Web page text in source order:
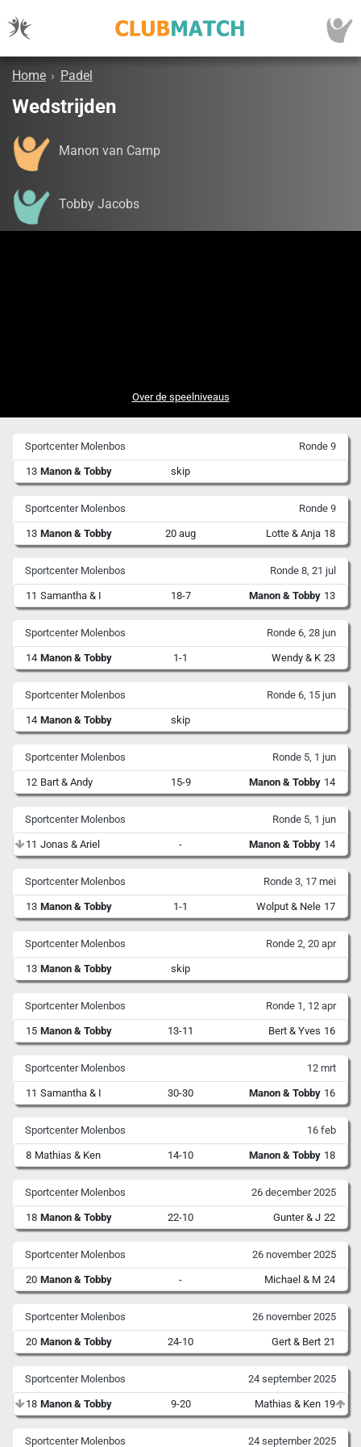
Home › Padel
Wedstrijden
Manon van Camp
Tobby Jacobs
Over de speelniveaus
Sportcenter Molenbos Ronde 9
13 Manon & Tobby skip
Sportcenter Molenbos Ronde 9
13 Manon & Tobby 20 aug Lotte & Anja 18
Sportcenter Molenbos Ronde 8, 21 jul
11 Samantha & I 18-7 Manon & Tobby 13
Sportcenter Molenbos Ronde 6, 28 jun
14 Manon & Tobby 1-1 Wendy & K 23
Sportcenter Molenbos Ronde 6, 15 jun
14 Manon & Tobby skip
Sportcenter Molenbos Ronde 5, 1 jun
12 Bart & Andy 15-9 Manon & Tobby 14
Sportcenter Molenbos Ronde 5, 1 jun
11 Jonas & Ariel - Manon & Tobby 14
Sportcenter Molenbos Ronde 3, 17 mei
13 Manon & Tobby 1-1 Wolput & Nele 17
Sportcenter Molenbos Ronde 2, 20 apr
13 Manon & Tobby skip
Sportcenter Molenbos Ronde 1, 12 apr
15 Manon & Tobby 13-11 Bert & Yves 16
Sportcenter Molenbos 12 mrt
11 Samantha & I 30-30 Manon & Tobby 16
Sportcenter Molenbos 16 feb
8 Mathias & Ken 14-10 Manon & Tobby 18
Sportcenter Molenbos 26 december 2025
18 Manon & Tobby 22-10 Gunter & J 22
Sportcenter Molenbos 26 november 2025
20 Manon & Tobby - Michael & M 24
Sportcenter Molenbos 26 november 2025
20 Manon & Tobby 24-10 Gert & Bert 21
Sportcenter Molenbos 24 september 2025
18 Manon & Tobby 9-20 Mathias & Ken 19
Sportcenter Molenbos 24 september 2025